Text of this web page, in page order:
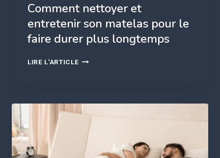
Comment nettoyer et
entretenir son matelas pour le
faire durer plus longtemps
LIRE L'ARTICLECOMMENT
MATELAS
POUR
FAIRE
DURER